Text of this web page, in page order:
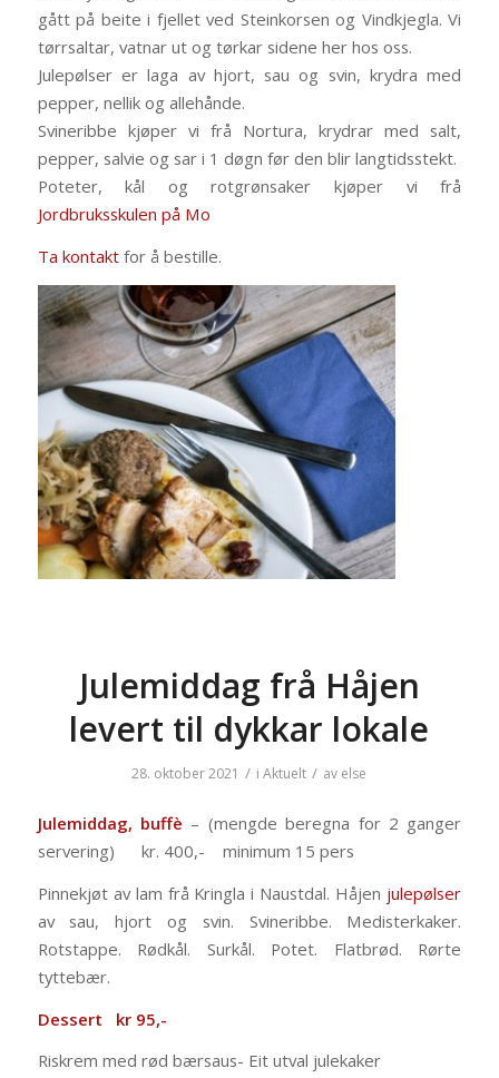
gått på beite i fjellet ved Steinkorsen og Vindkjegla. Vi
tørrsaltar, vatnar ut og tørkar sidene her hos oss.
Julepølser er laga av hjort, sau og svin, krydra med
pepper, nellik og allehånde.
Svineribbe kjøper vi frå Nortura, krydrar med salt,
pepper, salvie og sar i 1 døgn før den blir langtidsstekt.
Poteter, kål og rotgrønsaker kjøper vi frå
Jordbruksskulen på Mo
Ta kontaktfor å bestille.
Julemiddag frå Håjen
levert til dykkar lokale
28. oktober 2021 / iAktuelt / av else
Julemiddag, buffè – (mengde beregna for 2 ganger
servering) kr. 400,- minimum 15 pers
Pinnekjøt av lam frå Kringla i Naustdal. Håjen julepølser
av sau, hjort og svin. Svineribbe. Medisterkaker.
Rotstappe. Rødkål. Surkål. Potet. Flatbrød. Rørte
tyttebær.
Dessert kr 95,-
Riskrem med rød bærsaus- Eit utval julekaker